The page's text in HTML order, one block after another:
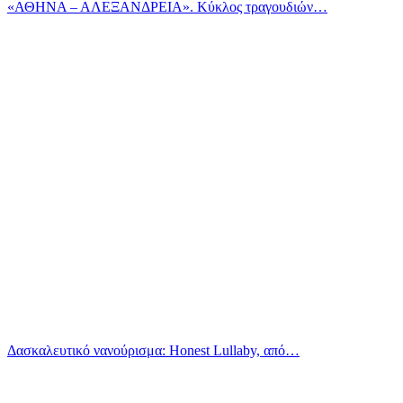
«ΑΘΗΝΑ – ΑΛΕΞΑΝΔΡΕΙΑ». Κύκλος τραγουδιών…
Δασκαλευτικό νανούρισμα: Honest Lullaby, από…